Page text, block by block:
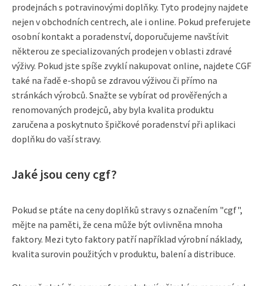
prodejnách s potravinovými doplňky. Tyto prodejny najdete
nejen v obchodních centrech, ale i online. Pokud preferujete
osobní kontakt a poradenství, doporučujeme navštívit
některou ze specializovaných prodejen v oblasti zdravé
výživy. Pokud jste spíše zvyklí nakupovat online, najdete CGF
také na řadě e-shopů se zdravou výživou či přímo na
stránkách výrobců. Snažte se vybírat od prověřených a
renomovaných prodejců, aby byla kvalita produktu
zaručena a poskytnuto špičkové poradenství při aplikaci
doplňku do vaší stravy.
Jaké jsou ceny cgf?
Pokud se ptáte na ceny doplňků stravy s označením "cgf",
mějte na paměti, že cena může být ovlivněna mnoha
faktory. Mezi tyto faktory patří například výrobní náklady,
kvalita surovin použitých v produktu, balení a distribuce.